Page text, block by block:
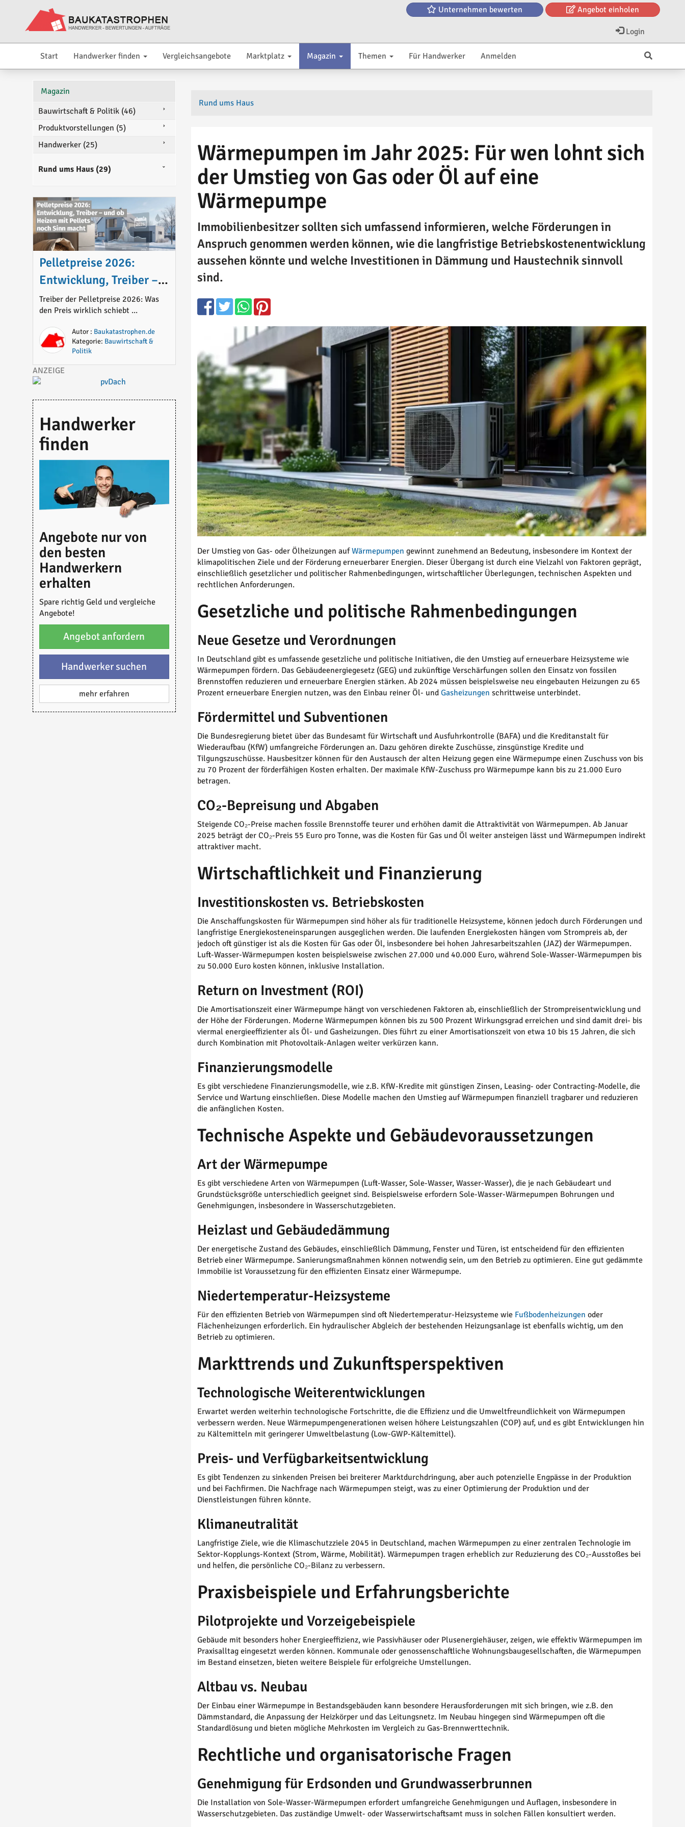
Unternehmen bewerten Angebot einholen
Login
Start Handwerker finden Vergleichsangebote Marktplatz Magazin Themen Für Handwerker Anmelden
Rund ums Haus
Wärmepumpen im Jahr 2025: Für wen lohnt sich
der Umstieg von Gas oder Öl auf eine
Wärmepumpe
Immobilienbesitzer sollten sich umfassend informieren, welche Förderungen in
Anspruch genommen werden können, wie die langfristige Betriebskostenentwicklung
aussehen könnte und welche Investitionen in Dämmung und Haustechnik sinnvoll
sind.
Der Umstieg von Gas- oder Ölheizungen aufWärmepumpen gewinnt zunehmend an Bedeutung, insbesondere im Kontext der
klimapolitischen Ziele und der Förderung erneuerbarer Energien. Dieser Übergang ist durch eine Vielzahl von Faktoren geprägt,
einschließlich gesetzlicher und politischer Rahmenbedingungen, wirtschaftlicher Überlegungen, technischen Aspekten und
rechtlichen Anforderungen.
Gesetzliche und politische Rahmenbedingungen
Neue Gesetze und Verordnungen
In Deutschland gibt es umfassende gesetzliche und politische Initiativen, die den Umstieg auf erneuerbare Heizsysteme wie
Wärmepumpen fördern. Das Gebäudeenergiegesetz (GEG) und zukünftige Verschärfungen sollen den Einsatz von fossilen
Brennstoffen reduzieren und erneuerbare Energien stärken. Ab 2024 müssen beispielsweise neu eingebauten Heizungen zu 65
Prozent erneuerbare Energien nutzen, was den Einbau reiner Öl- undGasheizungen schrittweise unterbindet.
Fördermittel und Subventionen
Die Bundesregierung bietet über das Bundesamt für Wirtschaft und Ausfuhrkontrolle (BAFA) und die Kreditanstalt für
Wiederaufbau (KfW) umfangreiche Förderungen an. Dazu gehören direkte Zuschüsse, zinsgünstige Kredite und
Tilgungszuschüsse. Hausbesitzer können für den Austausch der alten Heizung gegen eine Wärmepumpe einen Zuschuss von bis
zu 70 Prozent der förderfähigen Kosten erhalten. Der maximale KfW-Zuschuss pro Wärmepumpe kann bis zu 21.000 Euro
betragen.
CO₂-Bepreisung und Abgaben
Steigende CO₂-Preise machen fossile Brennstoffe teurer und erhöhen damit die Attraktivität von Wärmepumpen. Ab Januar
2025 beträgt der CO₂-Preis 55 Euro pro Tonne, was die Kosten für Gas und Öl weiter ansteigen lässt und Wärmepumpen indirekt
attraktiver macht.
Wirtschaftlichkeit und Finanzierung
Investitionskosten vs. Betriebskosten
Die Anschaffungskosten für Wärmepumpen sind höher als für traditionelle Heizsysteme, können jedoch durch Förderungen und
langfristige Energiekosteneinsparungen ausgeglichen werden. Die laufenden Energiekosten hängen vom Strompreis ab, der
jedoch oft günstiger ist als die Kosten für Gas oder Öl, insbesondere bei hohen Jahresarbeitszahlen (JAZ) der Wärmepumpen.
Luft-Wasser-Wärmepumpen kosten beispielsweise zwischen 27.000 und 40.000 Euro, während Sole-Wasser-Wärmepumpen bis
zu 50.000 Euro kosten können, inklusive Installation.
Return on Investment (ROI)
Die Amortisationszeit einer Wärmepumpe hängt von verschiedenen Faktoren ab, einschließlich der Strompreisentwicklung und
der Höhe der Förderungen. Moderne Wärmepumpen können bis zu 500 Prozent Wirkungsgrad erreichen und sind damit drei- bis
viermal energieeffizienter als Öl- und Gasheizungen. Dies führt zu einer Amortisationszeit von etwa 10 bis 15 Jahren, die sich
durch Kombination mit Photovoltaik-Anlagen weiter verkürzen kann.
Finanzierungsmodelle
Es gibt verschiedene Finanzierungsmodelle, wie z.B. KfW-Kredite mit günstigen Zinsen, Leasing- oder Contracting-Modelle, die
Service und Wartung einschließen. Diese Modelle machen den Umstieg auf Wärmepumpen finanziell tragbarer und reduzieren
die anfänglichen Kosten.
Technische Aspekte und Gebäudevoraussetzungen
Art der Wärmepumpe
Es gibt verschiedene Arten von Wärmepumpen (Luft-Wasser, Sole-Wasser, Wasser-Wasser), die je nach Gebäudeart und
Grundstücksgröße unterschiedlich geeignet sind. Beispielsweise erfordern Sole-Wasser-Wärmepumpen Bohrungen und
Genehmigungen, insbesondere in Wasserschutzgebieten.
Heizlast und Gebäudedämmung
Der energetische Zustand des Gebäudes, einschließlich Dämmung, Fenster und Türen, ist entscheidend für den effizienten
Betrieb einer Wärmepumpe. Sanierungsmaßnahmen können notwendig sein, um den Betrieb zu optimieren. Eine gut gedämmte
Immobilie ist Voraussetzung für den effizienten Einsatz einer Wärmepumpe.
Niedertemperatur-Heizsysteme
Für den effizienten Betrieb von Wärmepumpen sind oft Niedertemperatur-Heizsysteme wie Fußbodenheizungen oder
Flächenheizungen erforderlich. Ein hydraulischer Abgleich der bestehenden Heizungsanlage ist ebenfalls wichtig, um den
Betrieb zu optimieren.
Markttrends und Zukunftsperspektiven
Technologische Weiterentwicklungen
Erwartet werden weiterhin technologische Fortschritte, die die Effizienz und die Umweltfreundlichkeit von Wärmepumpen
verbessern werden. Neue Wärmepumpengenerationen weisen höhere Leistungszahlen (COP) auf, und es gibt Entwicklungen hin
zu Kältemitteln mit geringerer Umweltbelastung (Low-GWP-Kältemittel).
Preis- und Verfügbarkeitsentwicklung
Es gibt Tendenzen zu sinkenden Preisen bei breiterer Marktdurchdringung, aber auch potenzielle Engpässe in der Produktion
und bei Fachfirmen. Die Nachfrage nach Wärmepumpen steigt, was zu einer Optimierung der Produktion und der
Dienstleistungen führen könnte.
Klimaneutralität
Langfristige Ziele, wie die Klimaschutzziele 2045 in Deutschland, machen Wärmepumpen zu einer zentralen Technologie im
Sektor-Kopplungs-Kontext (Strom, Wärme, Mobilität). Wärmepumpen tragen erheblich zur Reduzierung des CO₂-Ausstoßes bei
und helfen, die persönliche CO₂-Bilanz zu verbessern.
Praxisbeispiele und Erfahrungsberichte
Pilotprojekte und Vorzeigebeispiele
Gebäude mit besonders hoher Energieeffizienz, wie Passivhäuser oder Plusenergiehäuser, zeigen, wie effektiv Wärmepumpen im
Praxisalltag eingesetzt werden können. Kommunale oder genossenschaftliche Wohnungsbaugesellschaften, die Wärmepumpen
im Bestand einsetzen, bieten weitere Beispiele für erfolgreiche Umstellungen.
Altbau vs. Neubau
Der Einbau einer Wärmepumpe in Bestandsgebäuden kann besondere Herausforderungen mit sich bringen, wie z.B. den
Dämmstandard, die Anpassung der Heizkörper und das Leitungsnetz. Im Neubau hingegen sind Wärmepumpen oft die
Standardlösung und bieten mögliche Mehrkosten im Vergleich zu Gas-Brennwerttechnik.
Rechtliche und organisatorische Fragen
Genehmigung für Erdsonden und Grundwasserbrunnen
Die Installation von Sole-Wasser-Wärmepumpen erfordert umfangreiche Genehmigungen und Auflagen, insbesondere in
Wasserschutzgebieten. Das zuständige Umwelt- oder Wasserwirtschaftsamt muss in solchen Fällen konsultiert werden.
Magazin
Bauwirtschaft & Politik (46)
Produktvorstellungen (5)
Handwerker (25)
Rund ums Haus (29)
Pelletpreise 2026:
Entwicklung, Treiber –
und ob Heizen mit
Pellets noch Sinn macht
Treiber der Pelletpreise 2026: Was
den Preis wirklich schiebt ...
Autor : Baukatastrophen.de
Kategorie: Bauwirtschaft &
Politik
Handwerker
finden
Angebote nur von
den besten
Handwerkern
erhalten
Spare richtig Geld und vergleiche
Angebote!
Angebot anfordern
Handwerker suchen
mehr erfahren